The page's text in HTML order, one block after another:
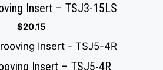
Insert – TSJ3-15LS
$20.15
Insert – TSJ5-4R